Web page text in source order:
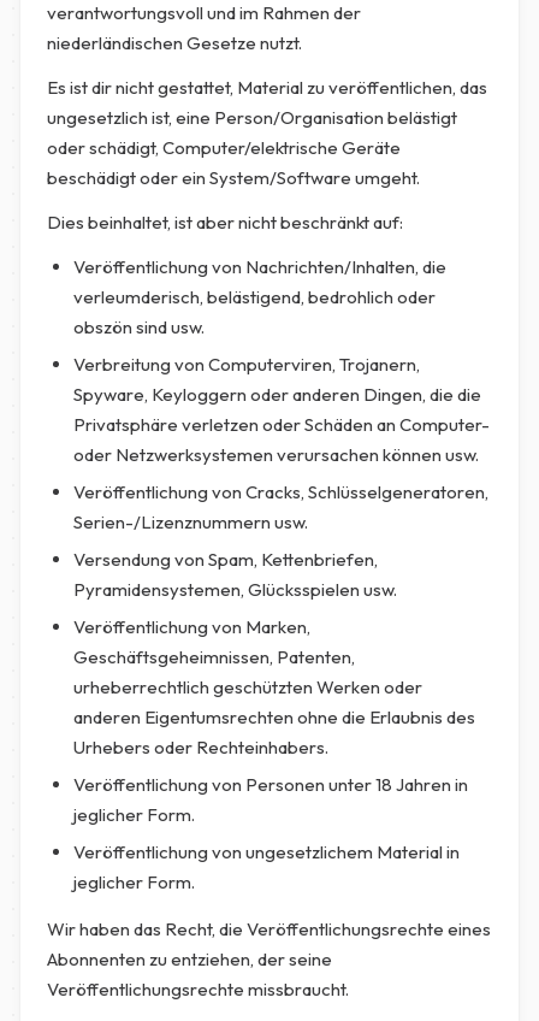
verantwortungsvoll und im Rahmen der
niederländischen Gesetze nutzt.
Es ist dir nicht gestattet, Material zu veröffentlichen, das
ungesetzlich ist, eine Person/Organisation belästigt
oder schädigt, Computer/elektrische Geräte
beschädigt oder ein System/Software umgeht.
Dies beinhaltet, ist aber nicht beschränkt auf:
Veröffentlichung von Nachrichten/Inhalten, die
verleumderisch, belästigend, bedrohlich oder
obszön sind usw.
Verbreitung von Computerviren, Trojanern,
Spyware, Keyloggern oder anderen Dingen, die die
Privatsphäre verletzen oder Schäden an Computer-
oder Netzwerksystemen verursachen können usw.
Veröffentlichung von Cracks, Schlüsselgeneratoren,
Serien-/Lizenznummern usw.
Versendung von Spam, Kettenbriefen,
Pyramidensystemen, Glücksspielen usw.
Veröffentlichung von Marken,
Geschäftsgeheimnissen, Patenten,
urheberrechtlich geschützten Werken oder
anderen Eigentumsrechten ohne die Erlaubnis des
Urhebers oder Rechteinhabers.
Veröffentlichung von Personen unter 18 Jahren in
jeglicher Form.
Veröffentlichung von ungesetzlichem Material in
jeglicher Form.
Wir haben das Recht, die Veröffentlichungsrechte eines
Abonnenten zu entziehen, der seine
Veröffentlichungsrechte missbraucht.